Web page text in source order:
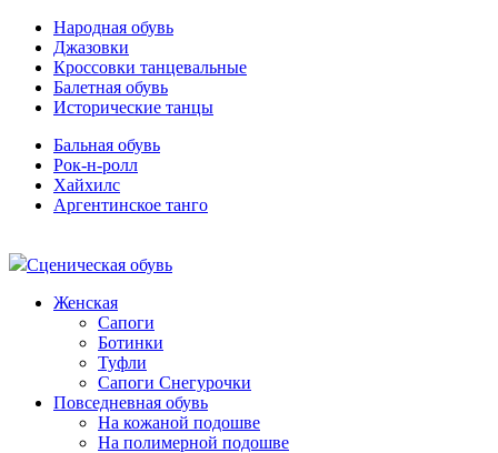
Народная обувь
Джазовки
Кроссовки танцевальные
Балетная обувь
Исторические танцы
Бальная обувь
Рок-н-ролл
Хайхилс
Аргентинское танго
Сценическая обувь
Женская
Сапоги
Ботинки
Туфли
Сапоги Снегурочки
Повседневная обувь
На кожаной подошве
На полимерной подошве